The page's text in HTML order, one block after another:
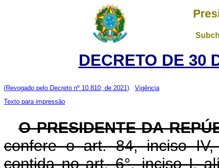
DECRETO DE 30
(Revogado pelo Decreto nº 10.810, de 2021)
Vigência
Texto para impressão
O PRESIDENTE DA
confere o art. 84, inciso
contida no art. 6°, inciso I,